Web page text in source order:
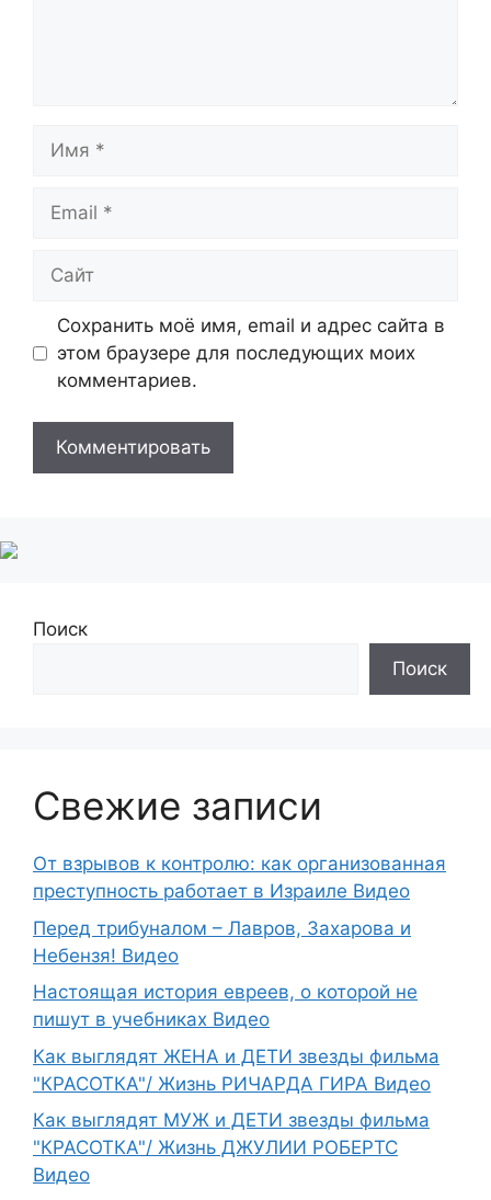
Сохранить моё имя, email и адрес сайта в
этом браузере для последующих моих
комментариев.
Поиск
Поиск
Свежие записи
От взрывов к контролю: как организованная
преступность работает в Израиле Видео
Перед трибуналом – Лавров, Захарова и
Небензя! Видео
Настоящая история евреев, о которой не
пишут в учебниках Видео
Как выглядят ЖЕНА и ДЕТИ звезды фильма
"КРАСОТКА"/ Жизнь РИЧАРДА ГИРА Видео
Как выглядят МУЖ и ДЕТИ звезды фильма
"КРАСОТКА"/ Жизнь ДЖУЛИИ РОБЕРТС
Видео